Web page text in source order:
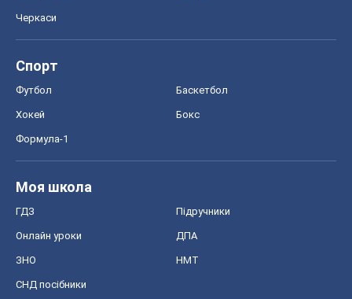
Черкаси
Спорт
Футбол Баскетбол
Хокей Бокс
Формула-1
Моя школа
ГДЗ Підручники
Онлайн уроки ДПА
ЗНО НМТ
СНД посібники